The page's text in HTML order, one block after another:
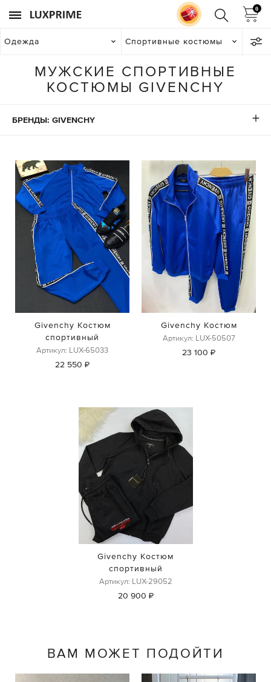
0
Одежда Спортивные костюмы
МУЖСКИЕ СПОРТИВНЫЕ
КОСТЮМЫ GIVENCHY
БРЕНДЫ: GIVENCHY
Givenchy Костюм
спортивный
Артикул: LUX-65033
22 550 ₽
Givenchy Костюм
Артикул: LUX-50507
23 100 ₽
Givenchy Костюм
спортивный
Артикул: LUX-29052
20 900 ₽
ВАМ МОЖЕТ ПОДОЙТИ